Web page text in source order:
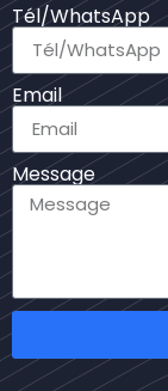
Tél/WhatsApp
Email
Message